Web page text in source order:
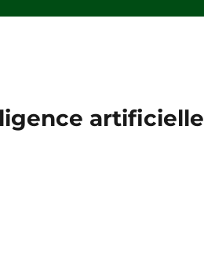
artificielle